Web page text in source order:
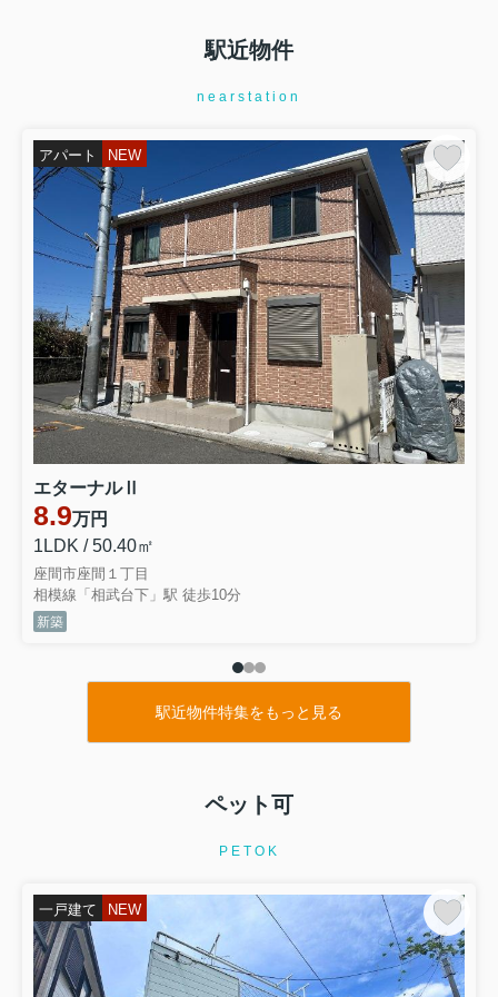
駅近物件
nearstation
アパート NEW
エターナルⅡ
8.9万円
1LDK / 50.40㎡
座間市座間１丁目
相模線「相武台下」駅 徒歩10分
新築
駅近物件特集をもっと見る
ペット可
PETOK
一戸建て NEW